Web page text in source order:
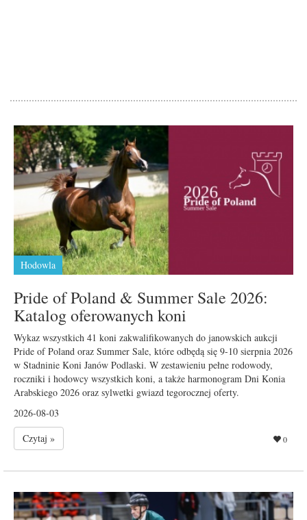
Hodowla
Pride of Poland & Summer Sale 2026:
Katalog oferowanych koni
Wykaz wszystkich 41 koni zakwalifikowanych do janowskich aukcji
Pride of Poland oraz Summer Sale, które odbędą się 9-10 sierpnia 2026
w Stadninie Koni Janów Podlaski. W zestawieniu pełne rodowody,
roczniki i hodowcy wszystkich koni, a także harmonogram Dni Konia
Arabskiego 2026 oraz sylwetki gwiazd tegorocznej oferty.
2026-08-03
Czytaj »
0